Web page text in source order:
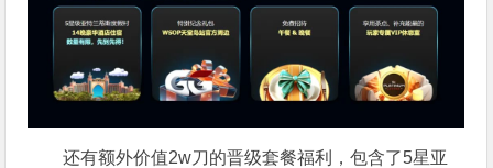
还有额外价值2w刀的晋级套餐福利，包含了5星亚